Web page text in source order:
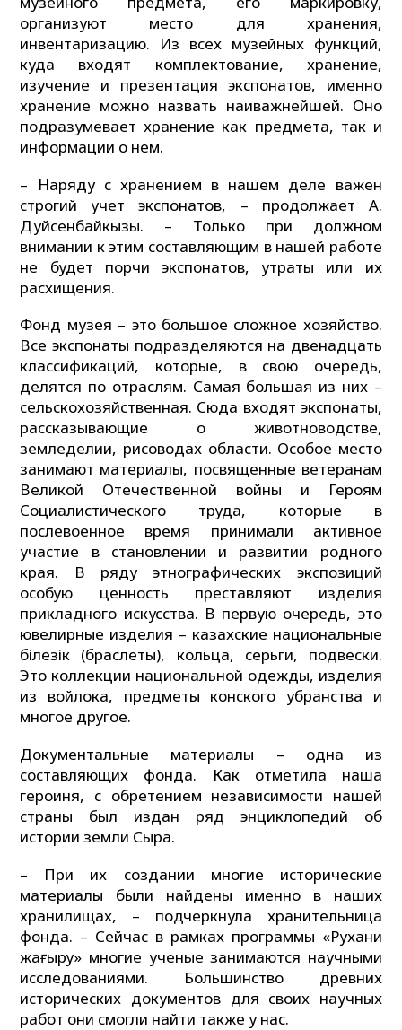
организуют место для хранения,
инвентаризацию. Из всех музейных функций,
куда входят комплектование, хранение,
изучение и презентация экспонатов, именно
хранение можно назвать наиважнейшей. Оно
подразумевает хранение как предмета, так и
информации о нем.
– Наряду с хранением в нашем деле важен
строгий учет экспонатов, – продолжает А.
Дуйсенбайкызы. – Только при должном
внимании к этим составляющим в нашей работе
не будет порчи экспонатов, утраты или их
расхищения.
Фонд музея – это большое сложное хозяйство.
Все экспонаты подразделяются на двенадцать
классификаций, которые, в свою очередь,
делятся по отраслям. Самая большая из них –
сельскохозяйственная. Сюда входят экспонаты,
рассказывающие о животноводстве,
земледелии, рисоводах области. Особое место
занимают материалы, посвященные ветеранам
Великой Отечественной войны и Героям
Социалистического труда, которые в
послевоенное время принимали активное
участие в становлении и развитии родного
края. В ряду этнографических экспозиций
особую ценность преставляют изделия
прикладного искусства. В первую очередь, это
ювелирные изделия – казахские национальные
білезік (браслеты), кольца, серьги, подвески.
Это коллекции национальной одежды, изделия
из войлока, предметы конского убранства и
многое другое.
Документальные материалы – одна из
составляющих фонда. Как отметила наша
героиня, с обретением независимости нашей
страны был издан ряд энциклопедий об
истории земли Сыра.
– При их создании многие исторические
материалы были найдены именно в наших
хранилищах, – подчеркнула хранительница
фонда. – Сейчас в рамках программы «Рухани
жаңғыру» многие ученые занимаются научными
исследованиями. Большинство древних
исторических документов для своих научных
работ они смогли найти также у нас.